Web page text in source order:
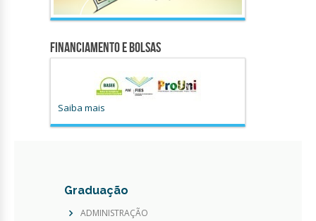
Financiamento e Bolsas
Saiba mais
Graduação
ADMINISTRAÇÃO